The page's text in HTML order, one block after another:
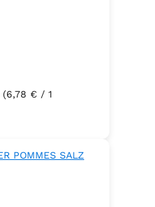
(6,78 € / 1